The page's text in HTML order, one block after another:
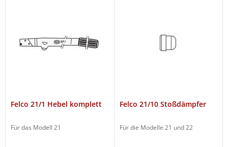
Felco 21/1 Hebel komplett
Für das Modell 21
Felco 21/10 Stoßdämpfer
Für die Modelle 21 und 22